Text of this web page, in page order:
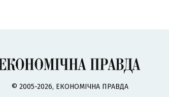
© 2005-2026, ЕКОНОМІЧНА ПРАВДА